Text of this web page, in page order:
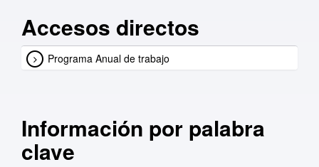
Accesos directos
Programa Anual de trabajo
Información por palabra
clave